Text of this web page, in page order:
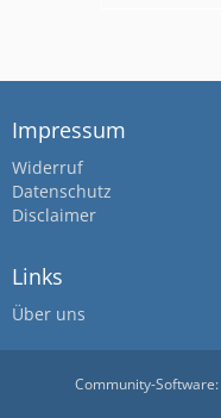
Impressum
Widerruf
Datenschutz
Disclaimer
Links
Über uns
Community-Software: